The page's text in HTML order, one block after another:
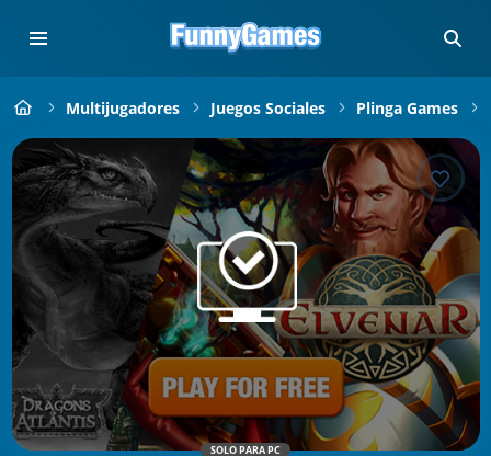
Multijugadores Juegos Sociales Plinga Games
SOLO PARA PC